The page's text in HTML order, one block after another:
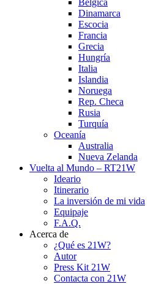
Bélgica
Dinamarca
Escocia
Francia
Grecia
Hungría
Italia
Islandia
Noruega
Rep. Checa
Rusia
Turquía
Oceanía
Australia
Nueva Zelanda
Vuelta al Mundo – RT21W
Ideario
Itinerario
La inversión de mi vida
Equipaje
F.A.Q.
Acerca de
¿Qué es 21W?
Autor
Press Kit 21W
Contacta con 21W